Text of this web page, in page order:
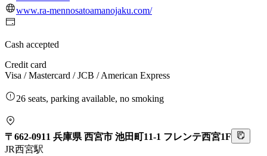
www.ra-mennosatoamanojaku.com/
Cash accepted
Credit card
Visa / Mastercard / JCB / American Express
26 seats, parking available, no smoking
〒662-0911 兵庫県 西宮市 池田町11-1 フレンテ西宮1F
JR西宮駅